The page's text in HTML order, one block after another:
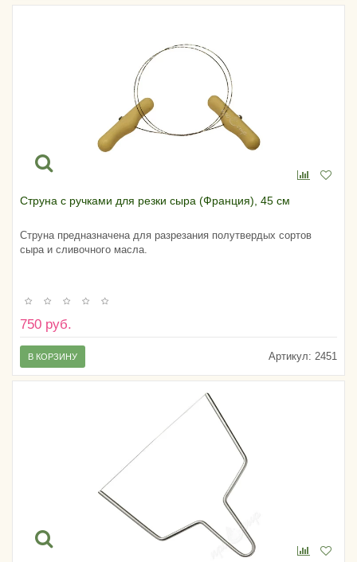
Струна с ручками для резки сыра (Франция), 45 см
Струна предназначена для разрезания полутвердых сортов
сыра и сливочного масла.
750 руб.
Артикул: 2451
В КОРЗИНУ